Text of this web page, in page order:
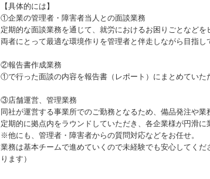
【具体的には】
①企業の管理者・障害者当人との面談業務
定期的な面談業務を通じて、就労におけるお困りごとなどを
両者にとって最適な環境作りを管理者と伴走しながら目指し
②報告書作成業務
①で行った面談の内容を報告書（レポート）にまとめていた
③店舗運営、管理業務
同社が運営する事業所でのご勤務となるため、備品発注や業
定期的に拠点内をラウンドしていただき、各企業様が円滑に
※他にも、管理者・障害者からの質問対応などをお任せ。
業務は基本チームで進めていくので未経験でも安心してく
ります）